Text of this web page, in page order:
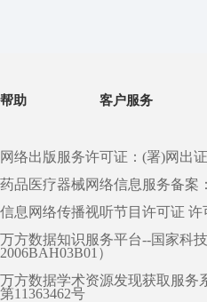
帮助 客户服务
网络出版服务许可证：(署)网出
药品医疗器械网络信息服务备案
信息网络传播视听节目许可证 许
万方数据知识服务平台--国家科
2006BAH03B01）
万方数据学术资源发现获取服务
第11363462号